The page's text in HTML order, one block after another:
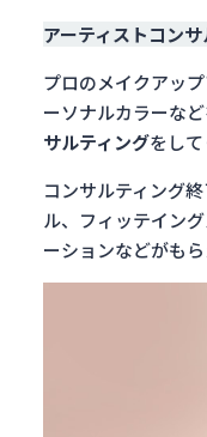
アーティストコン
プロのメイクアッ
ーソナルカラーなど
サルティングをして
コンサルティング
ル、フィッテイン
ーションなどがも